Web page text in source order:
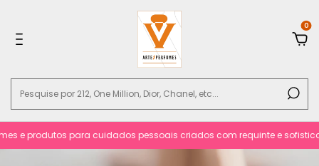
0
e produtos para cuidados pessoais criados com requinte e